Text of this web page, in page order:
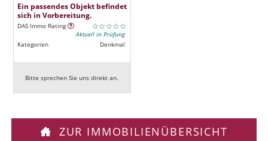
Ein passendes Objekt befindet
sich in Vorbereitung.
DAS Immo Rating
Aktuell in Prüfung
Kategorien
Denkmal
Bitte sprechen Sie uns direkt an.
ZUR IMMOBILIENÜBERSICHT